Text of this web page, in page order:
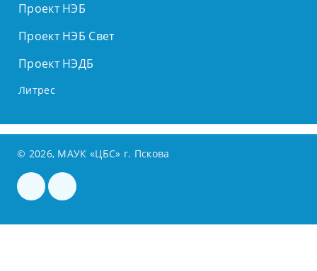
Проект НЭБ
Проект НЭБ Свет
Проект НЭДБ
Литрес
© 2026, МАУК «ЦБС» г. Пскова